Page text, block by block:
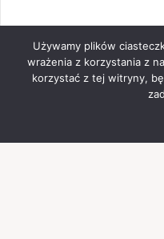
Używamy plików
wrażenia z korzystania z
korzystać z tej witryny,